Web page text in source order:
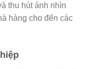
thu hút ánh nhìn
hàng cho đến các